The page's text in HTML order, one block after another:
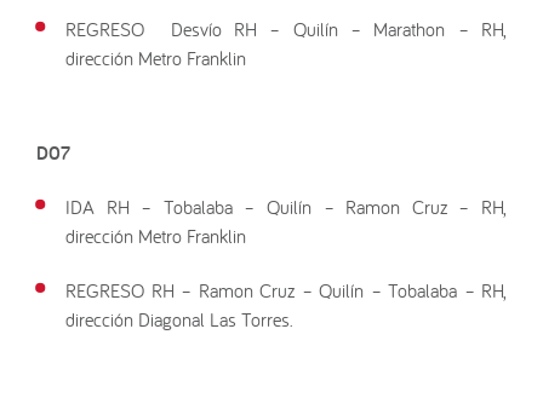
REGRESO Desvío RH – Quilín – Marathon – RH,
dirección Metro Franklin
D07
IDA RH – Tobalaba – Quilín – Ramon Cruz – RH,
dirección Metro Franklin
REGRESO RH – Ramon Cruz – Quilín – Tobalaba – RH,
dirección Diagonal Las Torres.